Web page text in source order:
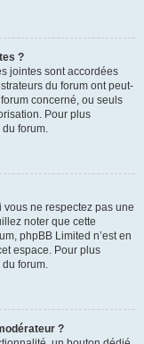
?
jointes sont accordées
du forum ont peut-
concerné, ou seuls
Pour plus
forum.
ne respectez pas une
noter que cette
phpBB Limited n’est en
espace. Pour plus
forum.
?